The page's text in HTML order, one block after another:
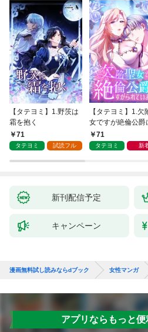
【タテヨミ】1.野茨は
霜を抱く
71
タテヨミ 試読フル
【タテヨミ】1.欠
女ですが絶倫公爵
がられています
71
タテヨミ 新
新刊配信予定
キャンペーン
漫画無料試し読みならdブック 女性マンガ
アプリならもっと便